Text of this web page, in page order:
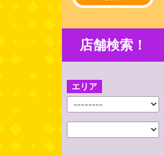
店舗検索！
エリア